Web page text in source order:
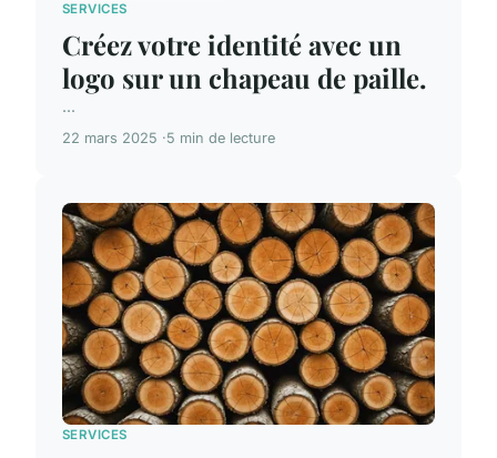
SERVICES
Créez votre identité avec un
logo sur un chapeau de paille.
...
22 mars 2025 5 min de lecture
SERVICES